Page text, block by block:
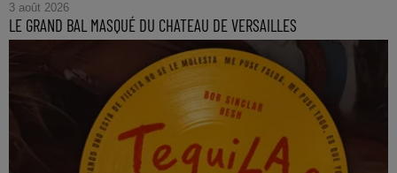
3 août 2026
LE GRAND BAL MASQUÉ DU CHATEAU DE VERSAILLES